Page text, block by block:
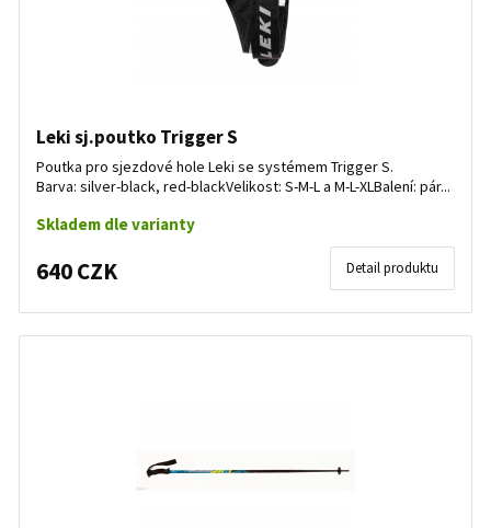
Leki sj.poutko Trigger S
Poutka pro sjezdové hole Leki se systémem Trigger S.
Barva: silver-black, red-blackVelikost: S-M-L a M-L-XLBalení: pár...
Skladem dle varianty
640 CZK Detail produktu